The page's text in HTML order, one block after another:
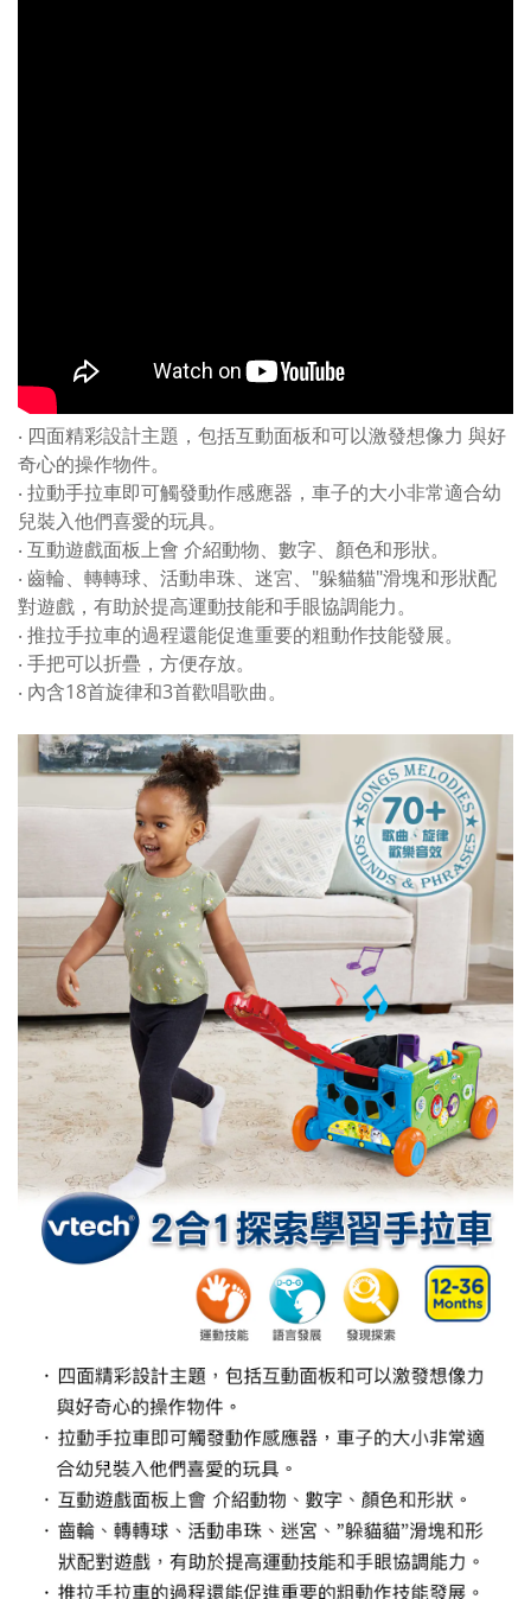
‧ 四面精彩設計主題，包括互動面板和可以激發想像力 與好
奇心的操作物件。
‧ 拉動手拉車即可觸發動作感應器，車子的大小非常適合幼
兒裝入他們喜愛的玩具。
‧ 互動遊戲面板上會 介紹動物、數字、顏色和形狀。
‧ 齒輪、轉轉球、活動串珠、迷宮、"躲貓貓"滑塊和形狀配
對遊戲，有助於提高運動技能和手眼協調能力。
‧ 推拉手拉車的過程還能促進重要的粗動作技能發展。
‧ 手把可以折疊，方便存放。
‧ 內含18首旋律和3首歡唱歌曲。